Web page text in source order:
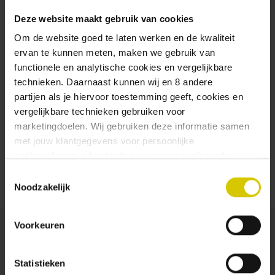
Deze website maakt gebruik van cookies
Om de website goed te laten werken en de kwaliteit
ervan te kunnen meten, maken we gebruik van
functionele en analytische cookies en vergelijkbare
technieken. Daarnaast kunnen wij en 8 andere
partijen als je hiervoor toestemming geeft, cookies en
vergelijkbare technieken gebruiken voor
marketingdoelen. Wij gebruiken deze informatie samen
met jouw klantgegevens voor persoonlijke
ervaringen: je eigen Uiltje (gepersonaliseerde
aanbevelingen, functionaliteiten en communicatie binnen
dtdd.nl (relevante advertenties op websites en apps van
onze privacy policy
Noodzakelijk
Voorkeuren
Statistieken
addresses
New orders to follow
Save items to your wish list
Create Account